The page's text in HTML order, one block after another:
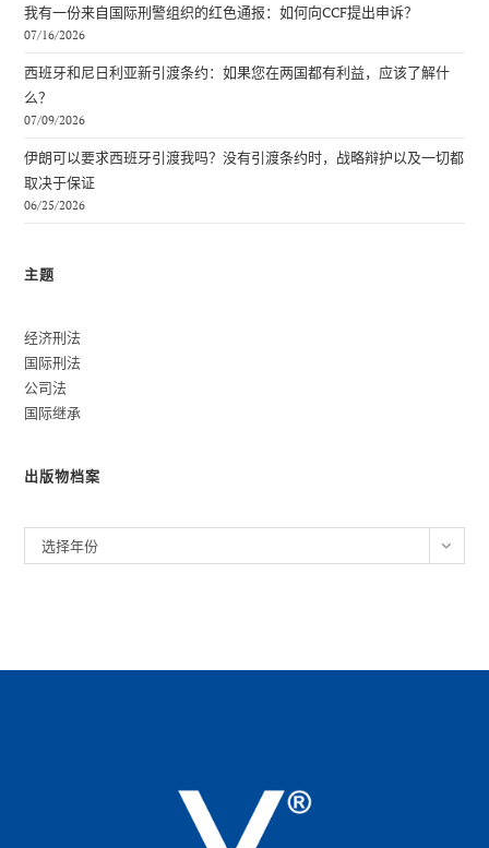
我有一份来自国际刑警组织的红色通报：如何向CCF提出申诉？
07/16/2026
西班牙和尼日利亚新引渡条约：如果您在两国都有利益，应该了解什
么？
07/09/2026
伊朗可以要求西班牙引渡我吗？没有引渡条约时，战略辩护以及一切都
取决于保证
06/25/2026
主题
经济刑法
国际刑法
公司法
国际继承
出版物档案
档
选择年份